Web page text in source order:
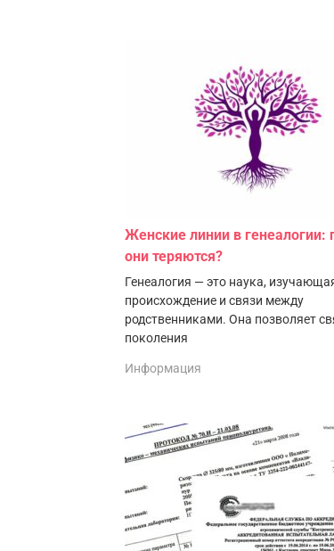
Женские линии в генеалогии:
они теряются?
Генеалогия — это наука,
происхождение и связи между
родственниками. Она позволяет
поколения
Информация